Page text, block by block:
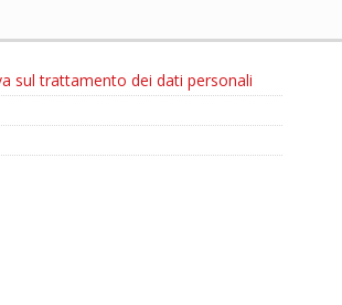
sul trattamento dei dati personali